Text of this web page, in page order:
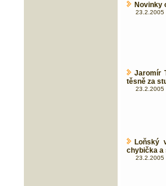
Novinky
23.2.2005
Jaromír
těsně za
23.2.2005
Loňský
chybička a
23.2.2005